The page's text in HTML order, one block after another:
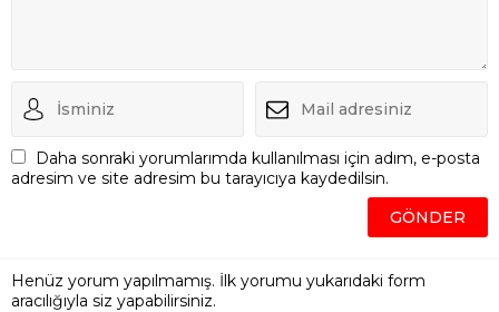
Daha sonraki yorumlarımda kullanılması için adım, e-posta
adresim ve site adresim bu tarayıcıya kaydedilsin.
Henüz yorum yapılmamış. İlk yorumu yukarıdaki form
aracılığıyla siz yapabilirsiniz.